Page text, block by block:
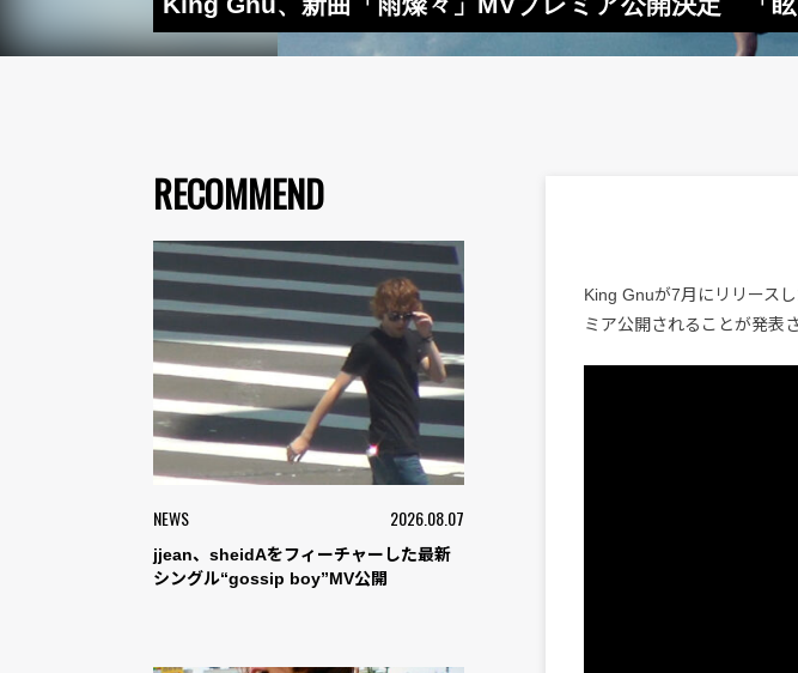
RECOMMEND
NEWS 2026.08.07
jjean、sheidAをフィーチャーした最新
シングル“gossip boy”MV公開
King Gnuが7月にリリース
ミア公開されることが発表